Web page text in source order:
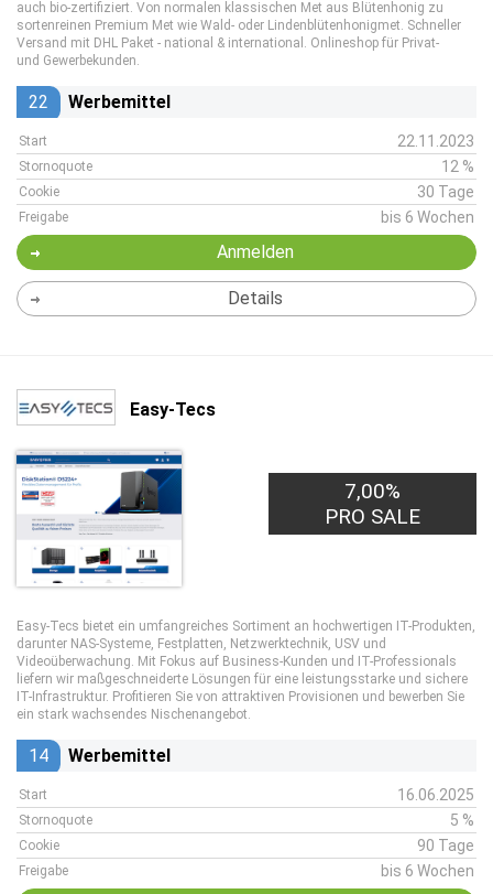
auch bio-zertifiziert. Von normalen klassischen Met aus Blütenhonig zu
sortenreinen Premium Met wie Wald- oder Lindenblütenhonigmet. Schneller
Versand mit DHL Paket - national & international. Onlineshop für Privat-
und Gewerbekunden.
22 Werbemittel
Start 22.11.2023
Stornoquote 12 %
Cookie 30 Tage
Freigabe bis 6 Wochen
Anmelden
Details
Easy-Tecs
7,00%
PRO SALE
Easy-Tecs bietet ein umfangreiches Sortiment an hochwertigen IT-Produkten,
darunter NAS-Systeme, Festplatten, Netzwerktechnik, USV und
Videoüberwachung. Mit Fokus auf Business-Kunden und IT-Professionals
liefern wir maßgeschneiderte Lösungen für eine leistungsstarke und sichere
IT-Infrastruktur. Profitieren Sie von attraktiven Provisionen und bewerben Sie
ein stark wachsendes Nischenangebot.
14 Werbemittel
Start 16.06.2025
Stornoquote 5 %
Cookie 90 Tage
Freigabe bis 6 Wochen